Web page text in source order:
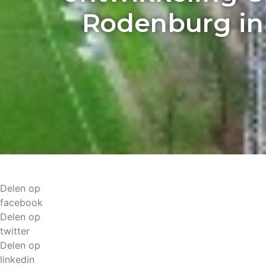
Rodenburg
Delen op
facebook
Delen op
twitter
Delen op
linkedin